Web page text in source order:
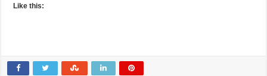
Like this: